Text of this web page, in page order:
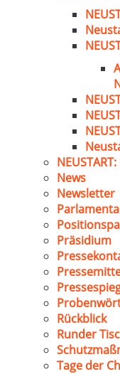
News
Newsletter
Präsidium
Rückblick
Runder
Tage der